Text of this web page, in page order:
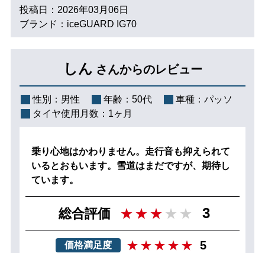
投稿日：2026年03月06日
ブランド：iceGUARD IG70
しん さんからのレビュー
性別： 男性 年齢： 50代 車種： パッソ
タイヤ使用月数： 1ヶ月
乗り心地はかわりません。走行音も抑えられて
いるとおもいます。雪道はまだですが、期待し
ています。
総合評価 3
価格満足度 5